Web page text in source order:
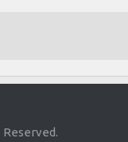
Reserved.